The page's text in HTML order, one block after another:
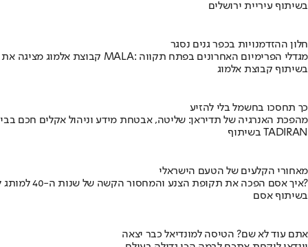
בשיתוף עיריית ירושלים
חלון ההזדמנויות בכפר גנים נסגר
קבוצת אלמוג מציגה את פרויקט MALA: מגדלי הפרימיום האחרונים בפתח תקווה
בשיתוף קבוצת אלמוג
כך תחסכו בחשמל בלי להזיע
מהפכת האנרגיה של תדיראן: שליטה, אבטחת מידע וניהול אקלים חכם
בשיתוף TADIRAN
מאחורי הקלעים של הטעם הישראלי
איך אסם הפכה את תקופת הצנע והמחסור הקשה של שנות ה-40 למותג לאומי?
בשיתוף אסם
אתם עוד לא שם? הטיסה למונדיאל כבר יצאה